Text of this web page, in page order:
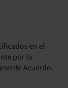
en el
por la
Acuerdo.